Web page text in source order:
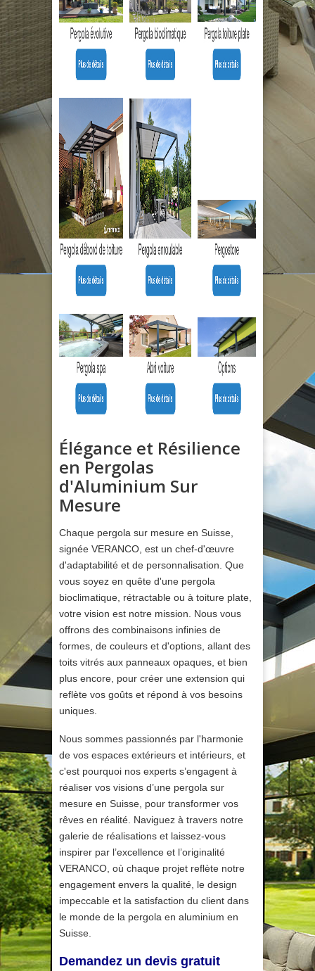
Élégance et Résilience
en Pergolas
d'Aluminium Sur
Mesure
Chaque pergola sur mesure en Suisse,
signée VERANCO, est un chef-d'œuvre
d'adaptabilité et de personnalisation. Que
vous soyez en quête d'une pergola
bioclimatique, rétractable ou à toiture plate,
votre vision est notre mission. Nous vous
offrons des combinaisons infinies de
formes, de couleurs et d'options, allant des
toits vitrés aux panneaux opaques, et bien
plus encore, pour créer une extension qui
reflète vos goûts et répond à vos besoins
uniques.
Nous sommes passionnés par l'harmonie
de vos espaces extérieurs et intérieurs, et
c'est pourquoi nos experts s’engagent à
réaliser vos visions d’une pergola sur
mesure en Suisse, pour transformer vos
rêves en réalité. Naviguez à travers notre
galerie de réalisations et laissez-vous
inspirer par l’excellence et l’originalité
VERANCO, où chaque projet reflète notre
engagement envers la qualité, le design
impeccable et la satisfaction du client dans
le monde de la pergola en aluminium en
Suisse.
Demandez un devis gratuit